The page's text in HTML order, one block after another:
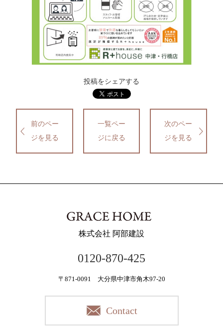
投稿をシェアする
前のペー
ジを見る
一覧ペー
ジに戻る
次のペー
ジを見る
株式会社 阿部建設
0120-870-425
〒871-0091 大分県中津市角木97-20
Contact